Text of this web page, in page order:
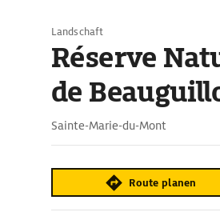
Landschaft
Réserve
de
Sainte-Marie-du-Mont
Route planen